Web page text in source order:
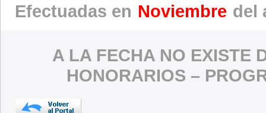
Efectuadas en Noviembre del
A LA FECHA NO EXISTE
HONORARIOS –